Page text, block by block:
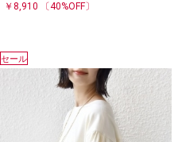
￥8,910 〔40%OFF〕
セール